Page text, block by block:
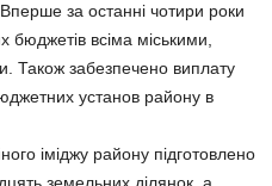
за останні чотири роки
бюджетів всіма міськими,
Також забезпечено виплату
установ району в
іміджу району підготовлено